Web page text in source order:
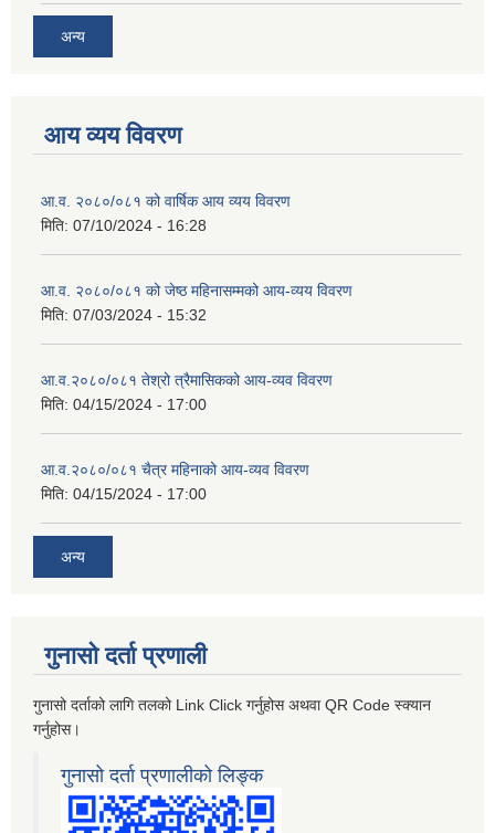
अन्य
आय व्यय विवरण
आ.व. २०८०/०८१ को वार्षिक आय व्यय विवरण
मिति: 07/10/2024 - 16:28
आ.व. २०८०/०८१ को जेष्ठ महिनासम्मको आय-व्यय विवरण
मिति: 07/03/2024 - 15:32
आ.व.२०८०/०८१ तेश्रो त्रैमासिकको आय-व्यव विवरण
मिति: 04/15/2024 - 17:00
आ.व.२०८०/०८१ चैत्र महिनाको आय-व्यव विवरण
मिति: 04/15/2024 - 17:00
अन्य
गुनासो दर्ता प्रणाली
गुनासो दर्ताको लागि तलको Link Click गर्नुहोस अथवा QR Code स्क्यान
गर्नुहोस।
गुनासो दर्ता प्रणालीको लिङ्क